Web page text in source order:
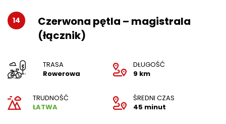
14
Czerwona pętla – magistrala
(łącznik)
TRASA
Rowerowa
DŁUGOŚĆ
9 km
TRUDNOŚĆ
ŁATWA
ŚREDNI CZAS
45 minut